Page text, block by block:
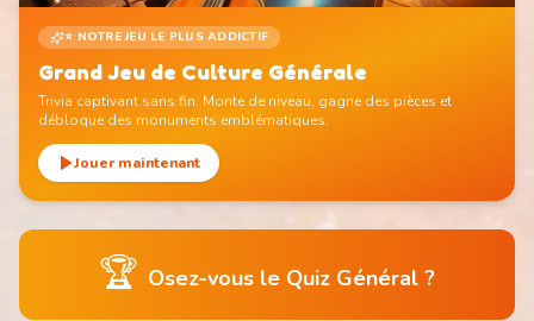
⭐ NOTRE JEU LE PLUS ADDICTIF
Grand Jeu de Culture Générale
Trivia captivant sans fin. Monte de niveau, gagne des pièces et
débloque des monuments emblématiques.
Jouer maintenant
🏆 Osez-vous le Quiz Général ?